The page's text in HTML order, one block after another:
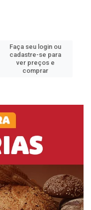
Faça seu login ou
cadastre-se para
ver preços e
comprar